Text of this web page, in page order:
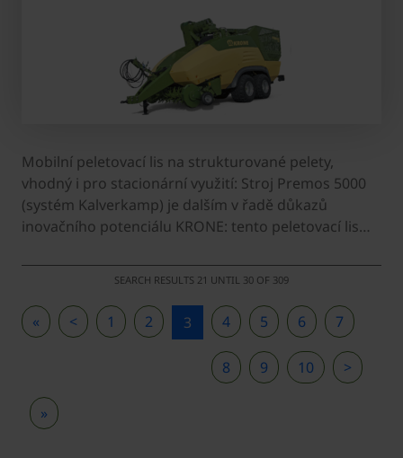
Mobilní peletovací lis na strukturované pelety,
vhodný i pro stacionární využití: Stroj Premos 5000
(systém Kalverkamp) je dalším v řadě důkazů
inovačního potenciálu KRONE: tento peletovací lis…
SEARCH RESULTS 21 UNTIL 30 OF 309
« < 1 2 3 4 5 6 7
8 9 10 >
»